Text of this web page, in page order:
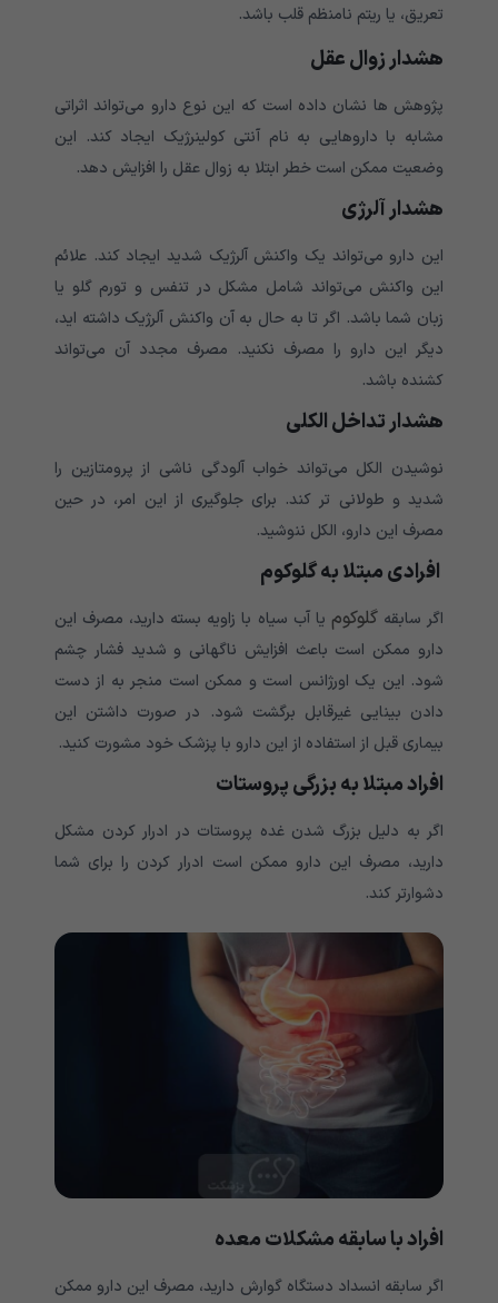
تعریق، یا ریتم نامنظم قلب باشد.
هشدار زوال عقل
پژوهش ها نشان داده است که این نوع دارو می‌‌‌‌‌‌‌‌‌‌تواند اثراتی
مشابه با داروهایی به نام آنتی کولینرژیک ایجاد کند. این
وضعیت ممکن است خطر ابتلا به زوال عقل را افزایش دهد.
هشدار آلرژی
این دارو می‌‌‌‌‌‌‌‌‌‌تواند یک واکنش آلرژیک شدید ایجاد کند. علائم
این واکنش می‌‌‌‌‌‌‌‌‌‌تواند شامل مشکل در تنفس و تورم گلو یا
زبان شما باشد. اگر تا به حال به آن واکنش آلرژیک داشته اید،
دیگر این دارو را مصرف نکنید. مصرف مجدد آن می‌‌‌‌‌‌‌‌‌‌تواند
کشنده باشد.
هشدار تداخل الکلی
نوشیدن الکل می‌‌‌‌‌‌‌‌‌‌تواند خواب آلودگی ناشی از پرومتازین را
شدید و طولانی تر کند. برای جلوگیری از این امر، در حین
مصرف این دارو، الکل ننوشید.
افرادی مبتلا به گلوکوم
اگر سابقهگلوکوم یا آب سیاه با زاویه بسته دارید، مصرف این
دارو ممکن است باعث افزایش ناگهانی و شدید فشار چشم
شود. این یک اورژانس است و ممکن است منجر به از دست
دادن بینایی غیرقابل برگشت شود. در صورت داشتن این
بیماری قبل از استفاده از این دارو با پزشک خود مشورت کنید.
افراد مبتلا به بزرگی پروستات
اگر به دلیل بزرگ شدن غده پروستات در ادرار کردن مشکل
دارید، مصرف این دارو ممکن است ادرار کردن را برای شما
دشوارتر کند.
افراد با سابقه مشکلات معده
اگر سابقه انسداد دستگاه گوارش دارید، مصرف این دارو ممکن